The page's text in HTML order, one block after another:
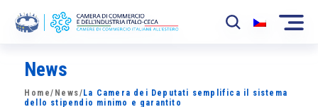
La Camera
News
News
Home/ News/ La Camera dei Deputati semplifica il sistema
dello stipendio minimo e garantito